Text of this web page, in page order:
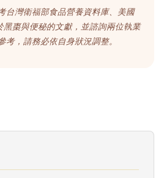
台灣衛福部食品營養資料庫、美國
黑棗與便秘的文獻，並諮詢兩位執業
考，請務必依自身狀況調整。